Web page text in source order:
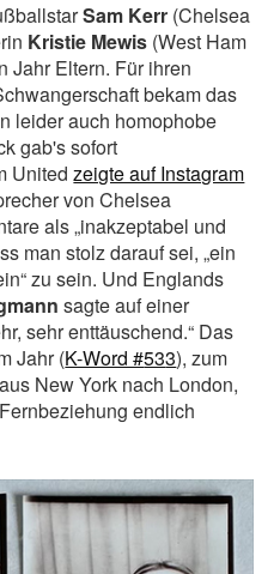
Sam Kerr (Chelsea
Kristie Mewis (West Ham
Jahr Eltern. Für ihren
bekam das
leider auch homophobe
gab's sofort
Unitedzeigte auf Instagram
von Chelsea
als „inakzeptabel und
man stolz darauf sei, „ein
zu sein. Und Englands
sagte auf einer
sehr enttäuschend.“ Das
Jahr (K-Word #533), zum
New York nach London,
endlich
bleibt, hat es
|Hab schon!